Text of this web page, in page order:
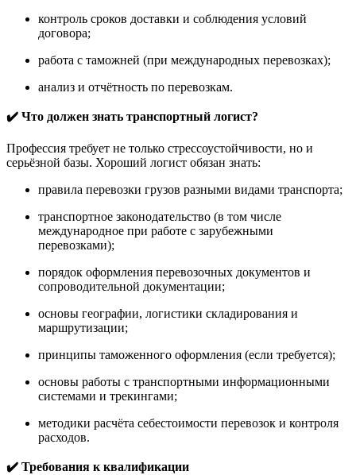
контроль сроков доставки и соблюдения условий
договора;
работа с таможней (при международных перевозках);
анализ и отчётность по перевозкам.
✔️ Что должен знать транспортный логист?
Профессия требует не только стрессоустойчивости, но и
серьёзной базы. Хороший логист обязан знать:
правила перевозки грузов разными видами транспорта;
транспортное законодательство (в том числе
международное при работе с зарубежными
перевозками);
порядок оформления перевозочных документов и
сопроводительной документации;
основы географии, логистики складирования и
маршрутизации;
принципы таможенного оформления (если требуется);
основы работы с транспортными информационными
системами и трекингами;
методики расчёта себестоимости перевозок и контроля
расходов.
✔️ Требования к квалификации